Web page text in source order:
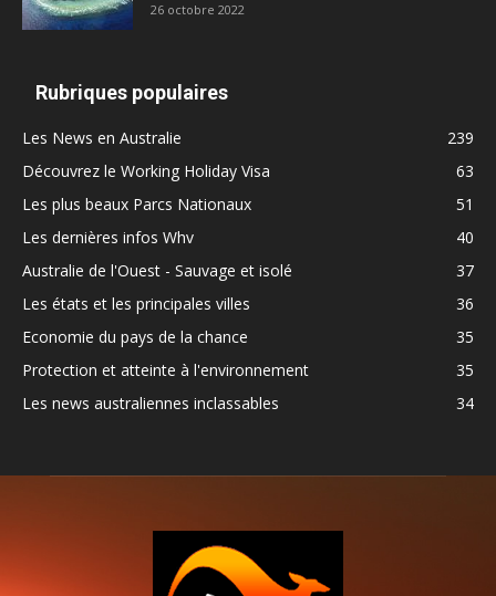
26 octobre 2022
Rubriques populaires
Les News en Australie
239
Découvrez le Working Holiday Visa
63
Les plus beaux Parcs Nationaux
51
Les dernières infos Whv
40
Australie de l'Ouest - Sauvage et isolé
37
Les états et les principales villes
36
Economie du pays de la chance
35
Protection et atteinte à l'environnement
35
Les news australiennes inclassables
34